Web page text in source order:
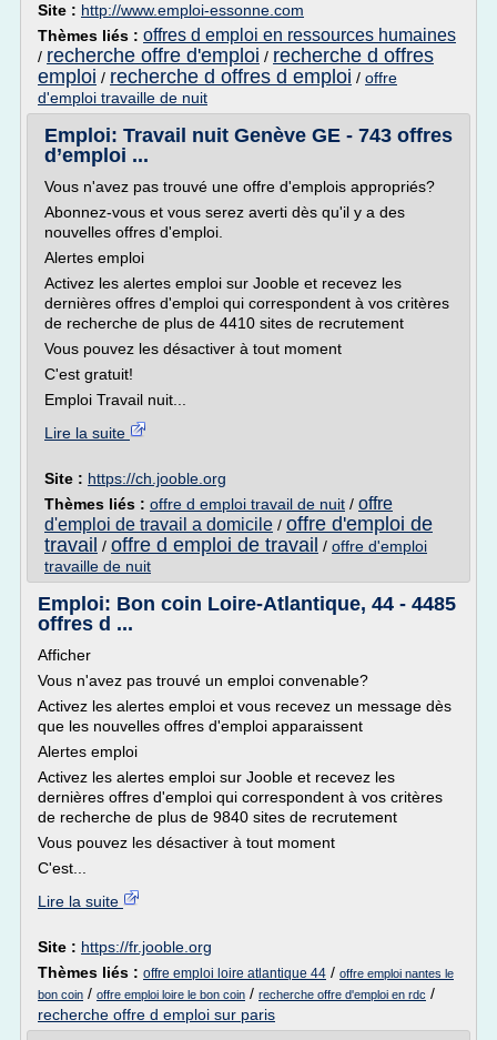
Site : http://www.emploi-essonne.com
Thèmes liés : offres d emploi en ressources humaines
/ recherche offre d'emploi / recherche d offres
emploi / recherche d offres d emploi / offre
d'emploi travaille de nuit
Emploi: Travail nuit Genève GE - 743 offres
d’emploi ...
Vous n'avez pas trouvé une offre d'emplois appropriés?
Abonnez-vous et vous serez averti dès qu'il y a des
nouvelles offres d'emploi.
Alertes emploi
Activez les alertes emploi sur Jooble et recevez les
dernières offres d'emploi qui correspondent à vos critères
de recherche de plus de 4410 sites de recrutement
Vous pouvez les désactiver à tout moment
C'est gratuit!
Emploi Travail nuit...
Lire la suite
Site : https://ch.jooble.org
Thèmes liés : offre d emploi travail de nuit / offre
d'emploi de travail a domicile / offre d'emploi de
travail / offre d emploi de travail / offre d'emploi
travaille de nuit
Emploi: Bon coin Loire-Atlantique, 44 - 4485
offres d ...
Afficher
Vous n'avez pas trouvé un emploi convenable?
Activez les alertes emploi et vous recevez un message dès
que les nouvelles offres d'emploi apparaissent
Alertes emploi
Activez les alertes emploi sur Jooble et recevez les
dernières offres d'emploi qui correspondent à vos critères
de recherche de plus de 9840 sites de recrutement
Vous pouvez les désactiver à tout moment
C'est...
Lire la suite
Site : https://fr.jooble.org
Thèmes liés : offre emploi loire atlantique 44 / offre emploi nantes le
bon coin / offre emploi loire le bon coin / recherche offre d'emploi en rdc /
recherche offre d emploi sur paris